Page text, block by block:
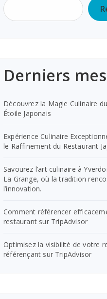
Derniers
Découvrez la Magie Culinaire
Étoile Japonais
Expérience Culinaire
le Raffinement du Restaurant
Savourez l’art culinaire à
La Grange, où la tradition
l’innovation.
Comment référencer
restaurant sur TripAdvisor
Optimisez la visibilité de votre
référençant sur TripAdvisor